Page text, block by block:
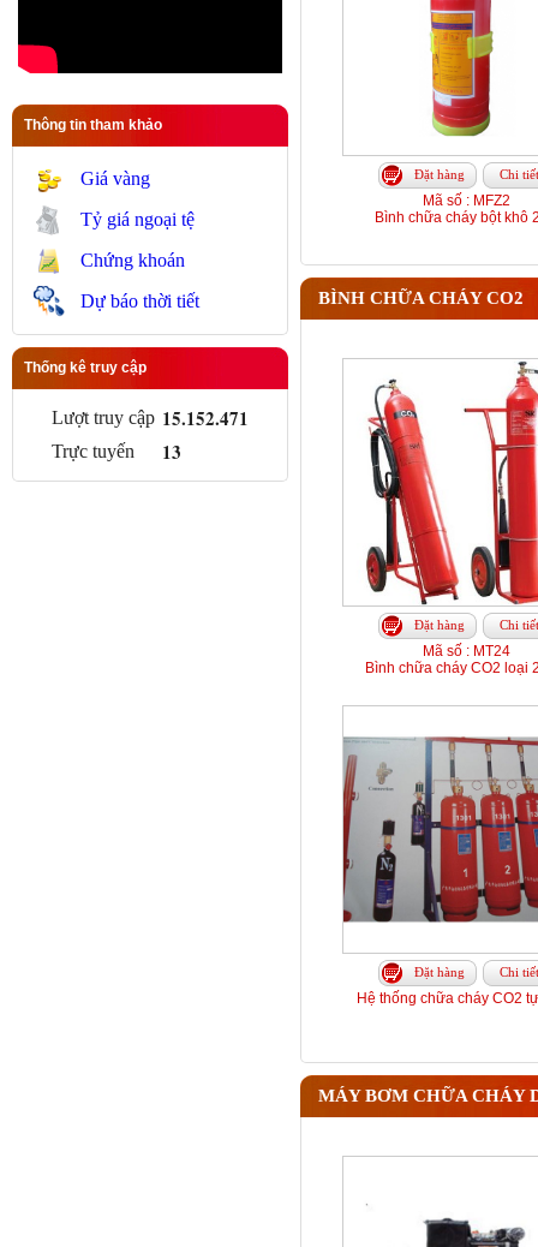
Thông tin tham khảo
Giá vàng
Tỷ giá ngoại tệ
Chứng khoán
Dự báo thời tiết
Thống kê truy cập
Lượt truy cập 15.152.471
Trực tuyến 13
Đặt hàng Chi tiết
Mã số : MFZ2
Bình chữa cháy bột khô
BÌNH CHỮA CHÁY CO2
Đặt hàng Chi tiết
Mã số : MT24
Bình chữa cháy CO2 loại
Đặt hàng Chi tiết
Hệ thống chữa cháy CO2
MÁY BƠM CHỮA CHÁY